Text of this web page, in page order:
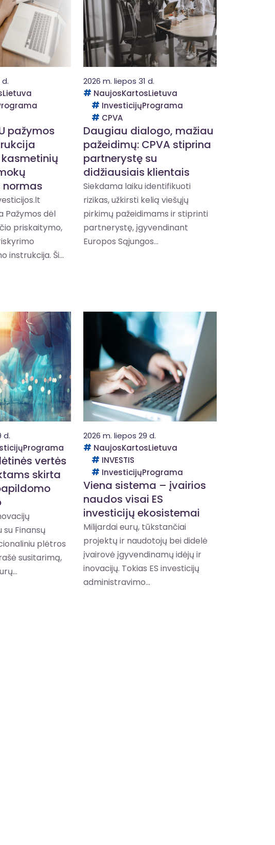
pažymos
Pažymos dėl
priskaitymo,
instrukcija. Ši...
2026 m. liepos 31 d.
NaujosKartosLietuva
InvesticijųPrograma
CPVA
Daugiau dialogo, mažiau
pažeidimų: CPVA stiprina
partnerystę su
didžiausiais klientais
Siekdama laiku identifikuoti
rizikas, užkirsti kelią viešųjų
pirkimų pažeidimams ir stiprinti
partnerystę, įgyvendinant
Europos Sąjungos...
d.
vertės
skirta
Finansų
plėtros
susitarimą,
2026 m. liepos 29 d.
NaujosKartosLietuva
INVESTIS
InvesticijųPrograma
Viena sistema – įvairios
naudos visai ES
investicijų ekosistemai
Milijardai eurų, tūkstančiai
projektų ir naudotojų bei didelė
įvairovė įgyvendinamų idėjų ir
inovacijų. Tokias ES investicijų
administravimo...